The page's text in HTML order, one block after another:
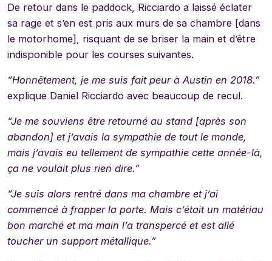
De retour dans le paddock, Ricciardo a laissé éclater
sa rage et s’en est pris aux murs de sa chambre [dans
le motorhome], risquant de se briser la main et d’être
indisponible pour les courses suivantes.
“Honnêtement, je me suis fait peur à Austin en 2018.”
explique Daniel Ricciardo avec beaucoup de recul.
“Je me souviens être retourné au stand [après son
abandon] et j’avais la sympathie de tout le monde,
mais j’avais eu tellement de sympathie cette année-là,
ça ne voulait plus rien dire.”
“Je suis alors rentré dans ma chambre et j’ai
commencé à frapper la porte. Mais c’était un matériau
bon marché et ma main l’a transpercé et est allé
toucher un support métallique.”